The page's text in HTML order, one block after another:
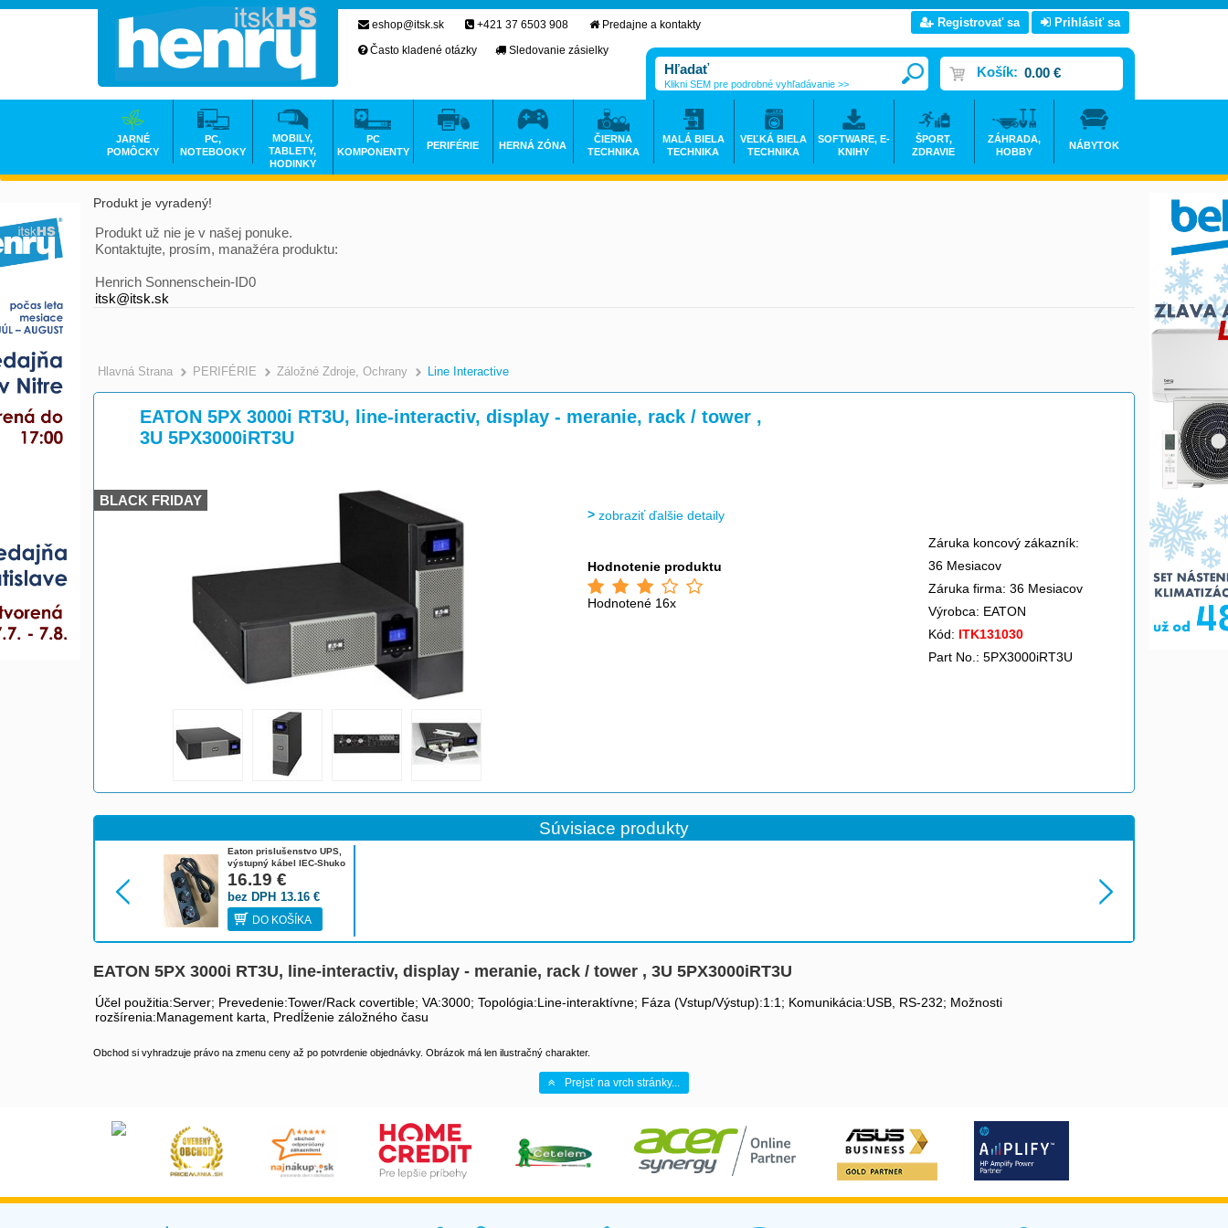
Produkt je vyradený!
Produkt už nie je v našej ponuke.
Kontaktujte, prosím, manažéra produktu:
Henrich Sonnenschein-ID0
itsk@itsk.sk
Hlavná Strana >
PERIFÉRIE >
Záložné Zdroje, Ochrany >
Line Interactive
EATON 5PX 3000i RT3U, line-interactiv, display - meranie, rack / tower ,
3U 5PX3000iRT3U
BLACK FRIDAY
zobraziť ďalšie detaily
Hodnotenie produktu
Hodnotené 16x
Záruka koncový zákazník:
36 Mesiacov
Záruka firma: 36 Mesiacov
Výrobca: EATON
Kód: ITK131030
Part No.: 5PX3000iRT3U
Súvisiace produkty
Eaton prislušenstvo UPS,
výstupný kábel IEC-Shuko
10A 1010081
16.19 €
13.16 €
bez DPH
DO KOŠÍKA
EATON 5PX 3000i RT3U, line-interactiv, display - meranie, rack / tower , 3U 5PX3000iRT3U
Účel použitia:Server; Prevedenie:Tower/Rack covertible; VA:3000; Topológia:Line-interaktívne; Fáza (Vstup/Výstup):1:1; Komunikácia:USB, RS-232; Možnosti
rozšírenia:Management karta, Predĺženie záložného času
Obchod si vyhradzuje právo na zmenu ceny až po potvrdenie objednávky. Obrázok má len ilustračný charakter.
Prejsť na vrch stránky...
eshop@itsk.sk +421 37 6503 908
Predajne a kontakty
Často kladené otázky
Sledovanie zásielky
Registrovať sa Prihlásiť sa
Košík: 0.00 €
Klikni SEM pre podrobné vyhľadávanie >>
JARNÉ
POMÔCKY
PC,
NOTEBOOKY
MOBILY,
TABLETY,
HODINKY
PC
KOMPONENTY
PERIFÉRIE HERNÁ ZÓNA
ČIERNA
TECHNIKA
MALÁ BIELA
TECHNIKA
VEĽKÁ BIELA
TECHNIKA
SOFTWARE, E-
KNIHY
ŠPORT,
ZDRAVIE
ZÁHRADA,
HOBBY
NÁBYTOK